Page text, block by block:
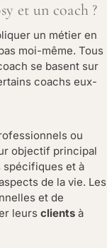
et un coach ?
un métier en
moi-même. Tous
se basent sur
coachs eux-
ou
objectif principal
spécifiques et à
de la vie. Les
et de
leurs clients à